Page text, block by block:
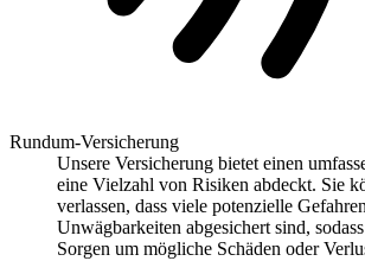
Rundum-Versicherung
Unsere Versicherung bietet einen
eine Vielzahl von Risiken abdeckt. Sie
verlassen, dass viele potenzielle
Unwägbarkeiten abgesichert sind,
Sorgen um mögliche Schäden oder